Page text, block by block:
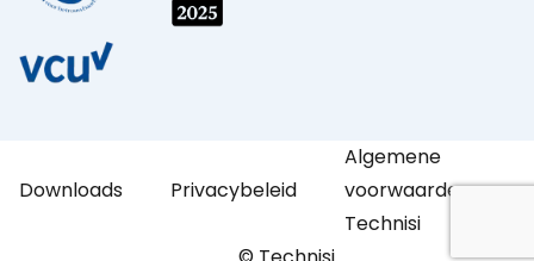
Downloads Privacybeleid
Algemene
voorwaarden
Technisi